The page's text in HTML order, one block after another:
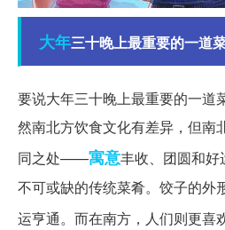
大年三十晚上最重要的一道
要说大年三十晚上最重要的一道
然南北方饮食文化有差异，但南
同之处——寓意丰收、团圆和
不可或缺的传统菜肴。饺子的外
运亨通。而在南方，人们则更喜